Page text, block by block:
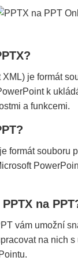
je formát
k
a funkcemi.
formát souboru
na
vám umožní
na nich